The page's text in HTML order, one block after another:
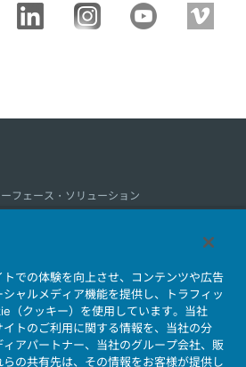
フェース・ソリューション
IR情報 採用情報
会社情報新着一覧
プ お問い合わせ
での体験を向上させ、コンテンツや広告
ャルメディア機能を提供し、トラフィッ
（クッキー）を使用しています。当社
トのご利用に関する情報を、当社の分
アパートナー、当社のグループ会社、販
の共有先は、その情報をお客様が提供し